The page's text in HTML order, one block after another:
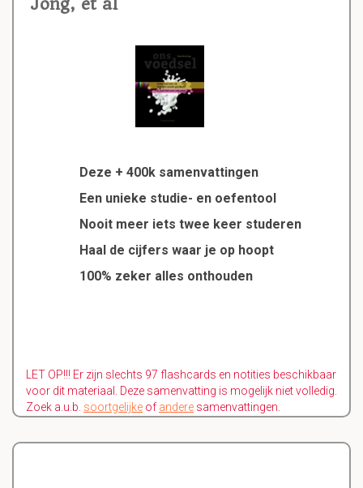
Jong, et al
Deze + 400k samenvattingen
Een unieke studie- en oefentool
Nooit meer iets twee keer studeren
Haal de cijfers waar je op hoopt
100% zeker alles onthouden
LET OP!!! Er zijn slechts 97 flashcards en notities beschikbaar
voor dit materiaal. Deze samenvatting is mogelijk niet volledig.
Zoek a.u.b. soortgelijke of andere samenvattingen.